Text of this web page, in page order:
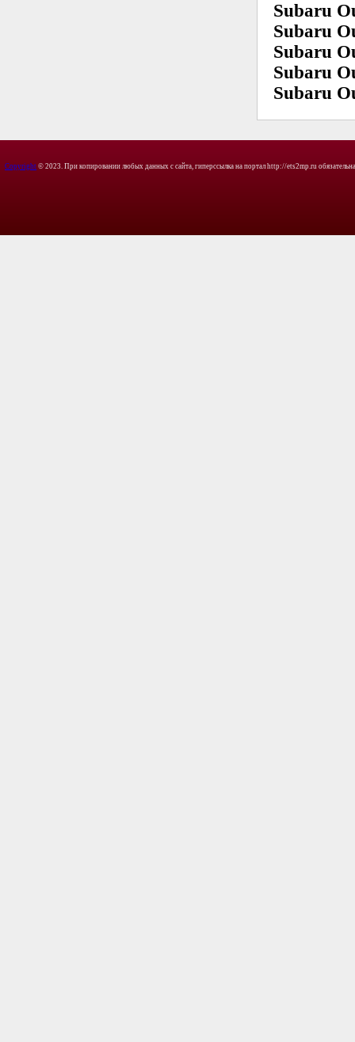
Subaru
Subaru
Subaru
Subaru
Subaru
Copyright © 2023. При копировании любых данных с сайта, гиперссылка на портал http://ets2mp.ru